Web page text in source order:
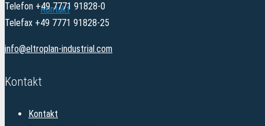
Kontakt
Telefon +49 7771 91828-0
Telefax +49 7771 91828-25
info@eltroplan-industrial.com
Kontakt
Kontakt